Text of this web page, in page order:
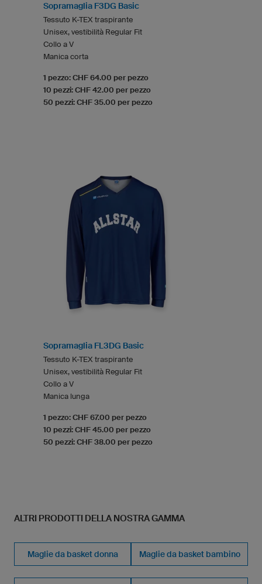
Sopramaglia F3DG Basic
Tessuto K-TEX traspirante
Unisex, vestibilità Regular Fit
Collo a V
Manica corta
1 pezzo: CHF 64.00 per pezzo
10 pezzi: CHF 42.00 per pezzo
50 pezzi: CHF 35.00 per pezzo
Sopramaglia FL3DG Basic
Tessuto K-TEX traspirante
Unisex, vestibilità Regular Fit
Collo a V
Manica lunga
1 pezzo: CHF 67.00 per pezzo
10 pezzi: CHF 45.00 per pezzo
50 pezzi: CHF 38.00 per pezzo
ALTRI PRODOTTI DELLA NOSTRA GAMMA
Maglie da basket donna Maglie da basket bambino